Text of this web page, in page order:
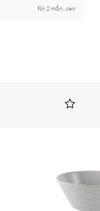
för 2 mån. sen